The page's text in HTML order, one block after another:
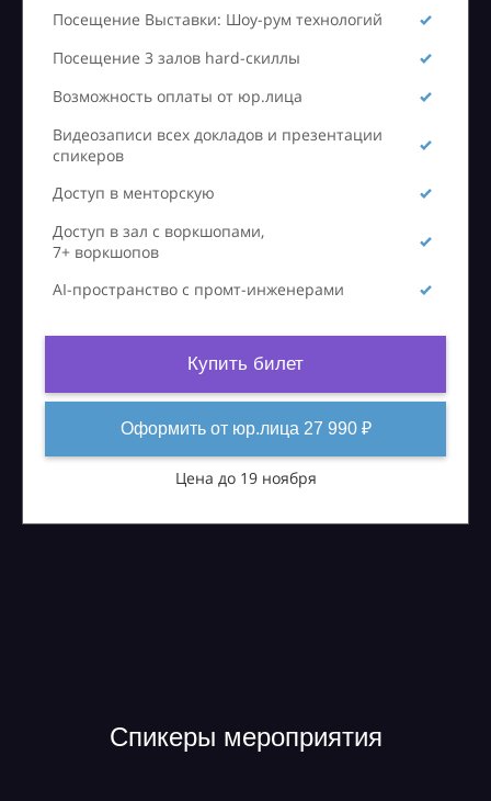
Посещение Выставки: Шоу-рум технологий
Посещение 3 залов hard-скиллы
Возможность оплаты от юр.лица
Видеозаписи всех докладов и презентации
спикеров
Доступ в менторскую
Доступ в зал с воркшопами,
7+ воркшопов
AI-пространство с промт-инженерами
Купить билет
Оформить от юр.лица 27 990 ₽
Цена до 19 ноября
Спикеры мероприятия